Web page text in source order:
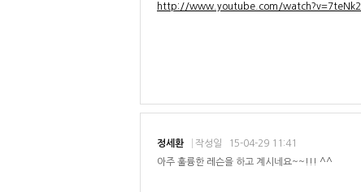
http://www.youtube.com/
정세환 작성일
15-04-29 11:41
아주 훌륭한 레슨을 하고 계시네요~~!!! ^^